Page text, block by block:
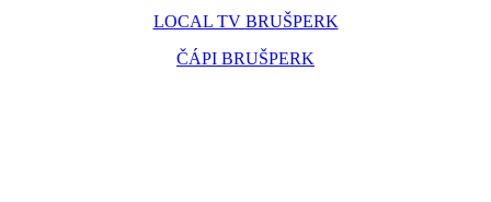
LOCAL TV BRUŠPERK
ČÁPI BRUŠPERK